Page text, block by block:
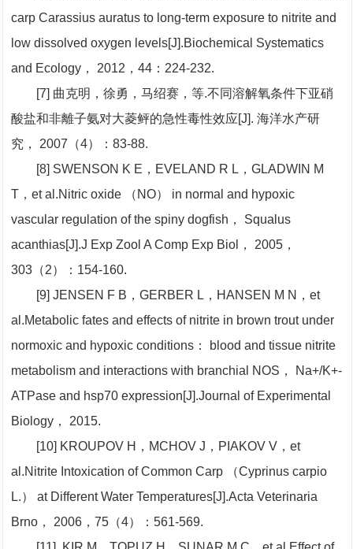
carp Carassius auratus to long-term exposure to nitrite and
low dissolved oxygen levels[J].Biochemical Systematics
and Ecology， 2012，44：224-232.
[7] 曲克明，徐勇，马绍赛，等.不同溶解氧条件下亚硝
酸盐和非離子氨对大菱鲆的急性毒性效应[J]. 海洋水产研
究， 2007（4）：83-88.
[8] SWENSON K E，EVELAND R L，GLADWIN M
T，et al.Nitric oxide （NO） in normal and hypoxic
vascular regulation of the spiny dogfish， Squalus
acanthias[J].J Exp Zool A Comp Exp Biol， 2005，
303（2）：154-160.
[9] JENSEN F B，GERBER L，HANSEN M N，et
al.Metabolic fates and effects of nitrite in brown trout under
normoxic and hypoxic conditions： blood and tissue nitrite
metabolism and interactions with branchial NOS， Na+/K+-
ATPase and hsp70 expression[J].Journal of Experimental
Biology， 2015.
[10] KROUPOV H，MCHOV J，PIAKOV V，et
al.Nitrite Intoxication of Common Carp （Cyprinus carpio
L.） at Different Water Temperatures[J].Acta Veterinaria
Brno， 2006，75（4）：561-569.